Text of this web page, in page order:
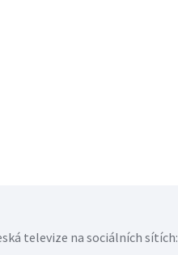
televize na sociálních sítích: